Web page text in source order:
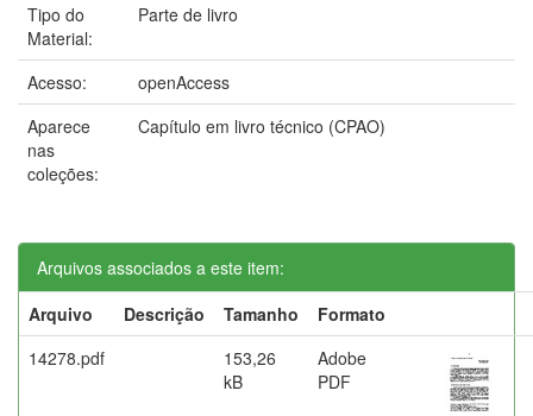
Tipo do
Material:
Parte de livro
Acesso:
openAccess
Aparece
nas
coleções:
Capítulo em livro técnico (CPAO)
Arquivos associados a este item:
Arquivo
Descrição Tamanho
Formato
14278.pdf
153,26
kB
Adobe
PDF